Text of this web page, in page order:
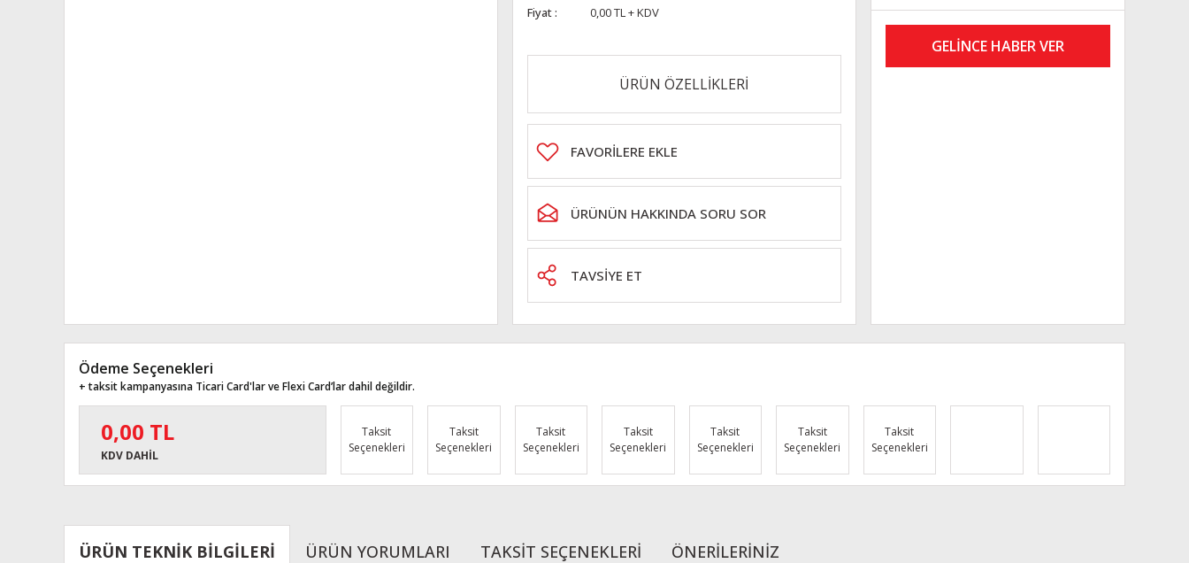
Fiyat
0,00 TL + KDV
ÜRÜN ÖZELLİKLERİ
ÜRÜNÜN HAKKINDA SORU SOR
TAVSİYE ET
GELİNCE HABER VER
Ödeme Seçenekleri
+ taksit kampanyasına Ticari Card'lar ve Flexi Card’lar dahil değildir.
0,00 TL
KDV DAHİL
Taksit
Seçenekleri
Taksit
Seçenekleri
Taksit
Seçenekleri
Taksit
Seçenekleri
Taksit
Seçenekleri
Taksit
Seçenekleri
Taksit
Seçenekleri
ÜRÜN TEKNİK BİLGİLERİ ÜRÜN YORUMLARI TAKSİT SEÇENEKLERİ ÖNERİLERİNİZ